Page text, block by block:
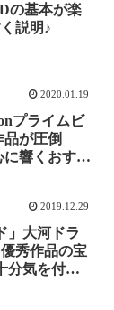
の基本が楽
説明♪
2020.01.19
プライムビ
が圧倒
響くおすす
2019.12.29
」大河ドラ
気を付け